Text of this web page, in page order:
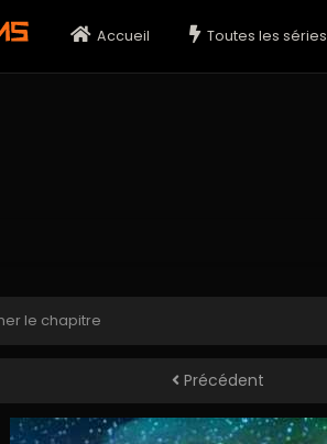
Accueil Toutes les séries
Précédent